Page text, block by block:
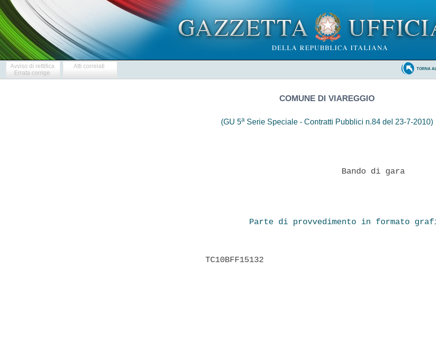
Avviso di rettifica
Errata corrige
Atti correlati TORNA
COMUNE DI VIAREGGIO
(GU 5a Serie Speciale - Contratti Pubblici n.84 del 23-7-2010)
                            Bando di gara
Parte di provvedimento in formato